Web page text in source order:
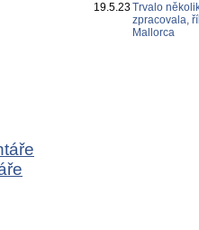
19.5.23Trvalo
zpracovala,
Mallorca